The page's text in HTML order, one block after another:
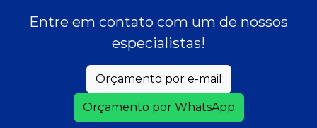
Entre em contato com um de nossos
especialistas!
Orçamento por e-mail
Orçamento por WhatsApp